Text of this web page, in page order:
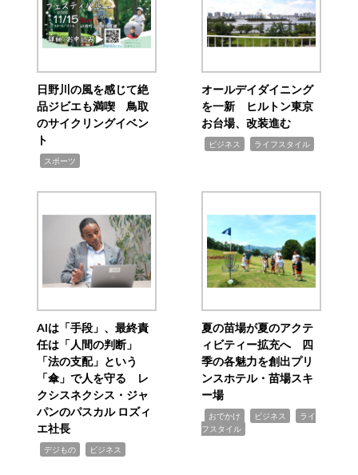
日野川の風を感じて絶
品ジビエも満喫 鳥取
のサイクリングイベン
ト
スポーツ
オールデイダイニング
を一新 ヒルトン東京
お台場、改装進む
ビジネス ライフスタイル
AIは「手段」、最終責
任は「人間の判断」
「法の支配」という
「傘」で人を守る レ
クシスネクシス・ジャ
パンのパスカル ロズィ
エ社長
デジもの ビジネス
夏の苗場が夏のアクテ
ィビティー拡充へ 四
季の各魅力を創出プリ
ンスホテル・苗場スキ
ー場
おでかけ ビジネス
ライ
フスタイル